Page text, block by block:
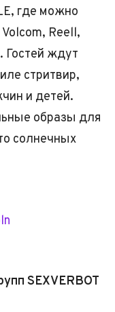
где можно
Reell,
Гостей ждут
стритвир,
и детей.
образы для
солнечных
SEXVERBOT